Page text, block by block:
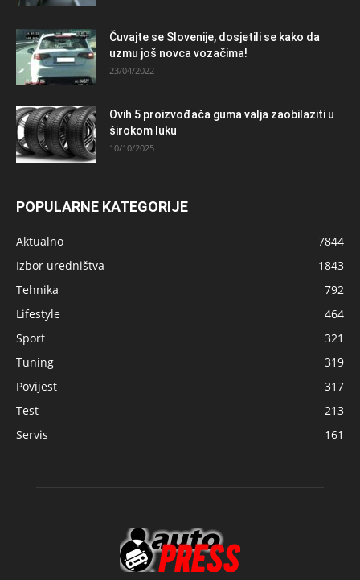
Čuvajte se Slovenije, dosjetili se kako da
uzmu još novca vozačima!
23/04/2022
Ovih 5 proizvođača guma valja zaobilaziti u
širokom luku
10/10/2025
POPULARNE KATEGORIJE
Aktualno
7844
Izbor uredništva
1843
Tehnika
792
Lifestyle
464
Sport
321
Tuning
319
Povijest
317
Test
213
Servis
161